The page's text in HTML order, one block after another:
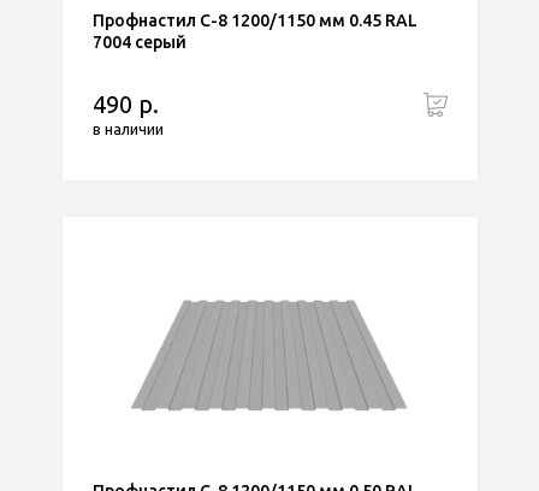
Профнастил С-8 1200/1150 мм 0.45 RAL
7004 серый
490 р.
в наличии